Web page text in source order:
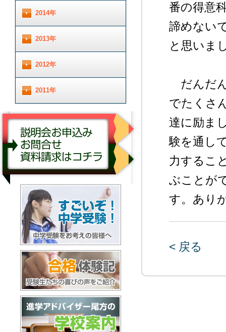
番の得意
諦めない
と思いま
だんだ
でたくさ
達に励ま
験を通し
力するこ
ぶことが
す。あり
< 戻る
2014年
2013年
2012年
2011年
説明会お申し込み／お問合せ／資料請求はコチ
すごいぞ！中学受験
合格体験記